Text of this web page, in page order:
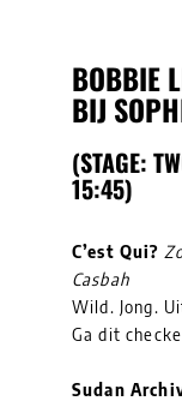
BOBBIE
BIJ
(STAGE:
15:45)
C’est Qui?
Casbah
Wild. Jong.
Ga dit
Sudan